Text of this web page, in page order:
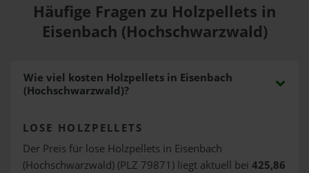
Häufige Fragen zu Holzpellets in
Eisenbach (Hochschwarzwald)
Wie viel kosten Holzpellets in Eisenbach
(Hochschwarzwald)?
LOSE HOLZPELLETS
Der Preis für lose Holzpellets in Eisenbach
(Hochschwarzwald) (PLZ 79871) liegt aktuell bei 425,86